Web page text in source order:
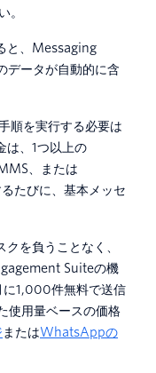
。
と、Messaging
データが自動的に含
順を実行する必要は
は、1つ以上の
、または
たびに、基本メッセ
を負うことなく、
Suiteの機
に1,000件無料で送信
使用量ベースの価格
またはWhatsAppの